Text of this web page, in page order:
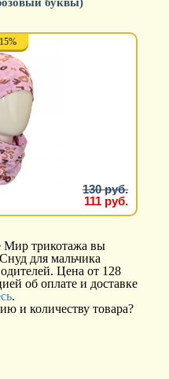
130 руб.
111 руб.
Мир трикотажа вы
для мальчика
Цена от 128
об оплате и доставке
.
и количеству товара?